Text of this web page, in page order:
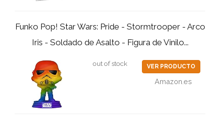
Funko Pop! Star Wars: Pride - Stormtrooper - Arco
Iris - Soldado de Asalto - Figura de Vinilo...
out of stock VER PRODUCTO
Amazon.es